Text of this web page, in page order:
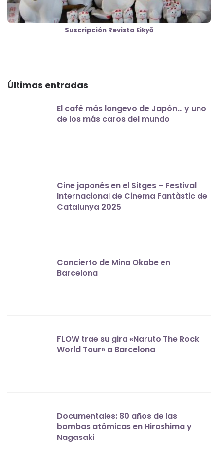
Suscripción Revista Eikyō
Últimas entradas
El café más longevo de Japón… y uno
de los más caros del mundo
Cine japonés en el Sitges – Festival
Internacional de Cinema Fantàstic de
Catalunya 2025
Concierto de Mina Okabe en
Barcelona
FLOW trae su gira «Naruto The Rock
World Tour» a Barcelona
Documentales: 80 años de las
bombas atómicas en Hiroshima y
Nagasaki